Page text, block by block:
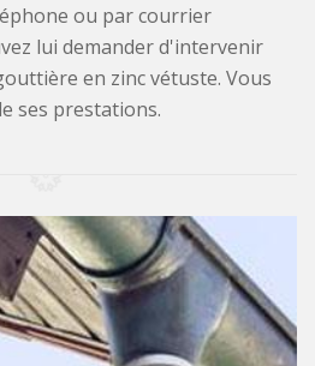
ou par courrier
lui demander d'intervenir
en zinc vétuste. Vous
ses prestations.